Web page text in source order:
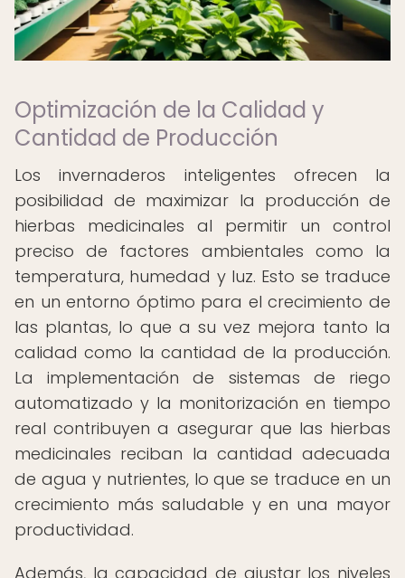
Optimización de la Calidad y
Cantidad de Producción
Los invernaderos inteligentes ofrecen la
posibilidad de maximizar la producción de
hierbas medicinales al permitir un control
preciso de factores ambientales como la
temperatura, humedad y luz. Esto se traduce
en un entorno óptimo para el crecimiento de
las plantas, lo que a su vez mejora tanto la
calidad como la cantidad de la producción.
La implementación de sistemas de riego
automatizado y la monitorización en tiempo
real contribuyen a asegurar que las hierbas
medicinales reciban la cantidad adecuada
de agua y nutrientes, lo que se traduce en un
crecimiento más saludable y en una mayor
productividad.
Además, la capacidad de ajustar los niveles